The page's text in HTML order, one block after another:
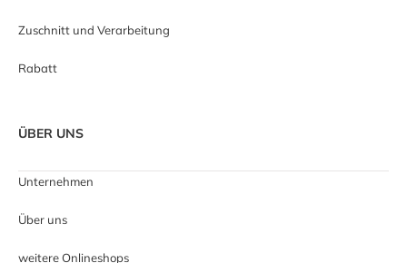
Zuschnitt und Verarbeitung
Rabatt
ÜBER UNS
Unternehmen
Über uns
weitere Onlineshops